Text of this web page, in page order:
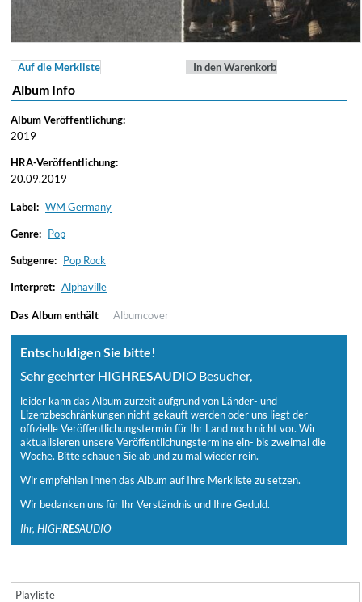
Auf die Merkliste In den Warenkorb
Album Info
Album Veröffentlichung:
2019
HRA-Veröffentlichung:
20.09.2019
Label: WM Germany
Genre: Pop
Subgenre: Pop Rock
Interpret: Alphaville
Das Album enthält Albumcover
Entschuldigen Sie bitte!
Sehr geehrter HIGHRESAUDIO Besucher,
leider kann das Album zurzeit aufgrund von Länder- und
Lizenzbeschränkungen nicht gekauft werden oder uns liegt der
offizielle Veröffentlichungstermin für Ihr Land noch nicht vor. Wir
aktualisieren unsere Veröffentlichungstermine ein- bis zweimal die
Woche. Bitte schauen Sie ab und zu mal wieder rein.
Wir empfehlen Ihnen das Album auf Ihre Merkliste zu setzen.
Wir bedanken uns für Ihr Verständnis und Ihre Geduld.
Ihr, HIGHRESAUDIO
Playliste